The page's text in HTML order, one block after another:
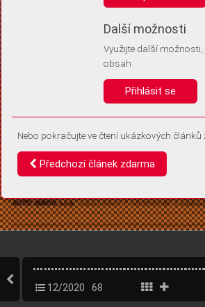
Díky němu příště poznáme, že se jedná o stejné
Identifikátor je zcela anonymní.
Vaše souhlasy a odmítnutí si ukládáme do
vás už příště znovu neptali. Můžete je kdykoli
12/2020 68
Další možnosti
Využijte další
obsah
Přihlásit se
Nebo pokračujte ve čtení ukázkových
Předchozí článek zdarma